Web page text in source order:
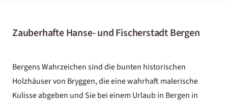
Zauberhafte Hanse- und Fischerstadt Bergen
Bergens Wahrzeichen sind die bunten historischen
Holzhäuser von Bryggen, die eine wahrhaft malerische
Kulisse abgeben und Sie bei einem Urlaub in Bergen in